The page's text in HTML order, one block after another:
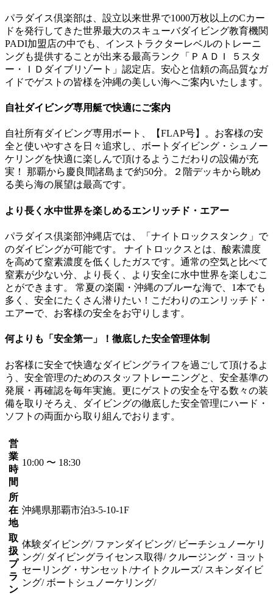
パラダイス倶楽部は、設立以来世界で1000万枚以上のCカー
ドを発行してきた世界最大のスキューバダイビング教育機関
PADI加盟店の中でも、インストラクターレベルのトレーニ
ングも提供することが出来る最高ランク「ＰＡＤＩ ５スタ
ー・ＩＤダイブリゾート」認定店。安心と信頼の高品質なガ
イドでゲストの皆様を沖縄の美しい海へご案内いたします。
自社ダイビング専用艇で快適にご案内
自社所有ダイビング専用ボート、【FLAP号】。お客様の安
全と使いやすさを日々追求し、ボートダイビング・シュノー
ケリングを快適に楽しんで頂けるようこだわりの設備が充
実！ 那覇から慶良間諸島まで約50分。２階デッキから眺め
る美ら海の展望は最高です。
より長く水中世界を楽しめるエンリッチド・エアー
パラダイス倶楽部沖縄店では、「ナイトロックスタンク」で
のダイビングが可能です。 ナイトロックスとは、酸素濃度
を高めて窒素濃度を低くしたガスです。通常の空気と比べて
窒素が少ない分、より長く、より安全に水中世界を楽しむこ
とができます。 常夏の楽園・沖縄のブルーな海で、1本でも
多く、安全にたくさん潜りたい！こだわりのエンリッチド・
エアーで、お客様の安全をお守りします。
何よりも「安全第一」！徹底した安全管理体制
お客様に安全で快適なダイビングライフを過ごして頂けるよ
う、安全管理のためのスタッフトレーニングと、安全基準の
発展・再確認を毎年実施。更にゲストの安全を守る数々の装
備を取りそろえ、ダイビングの徹底した安全管理にハード・
ソフトの両面から取り組んでおります。
営
業
時
間
10:00 〜 18:30
所
在
地
沖縄県那覇市泊3-5-10-1F
取
扱
プ
ラ
ン
体験ダイビング/ ファンダイビング/ ビーチシュノーケリ
ング/ ダイビングライセンス取得/ クルージング・ヨット
セーリング・サンセット/ナイトクルーズ/ スキンダイビ
ング/ ボートシュノーケリング/